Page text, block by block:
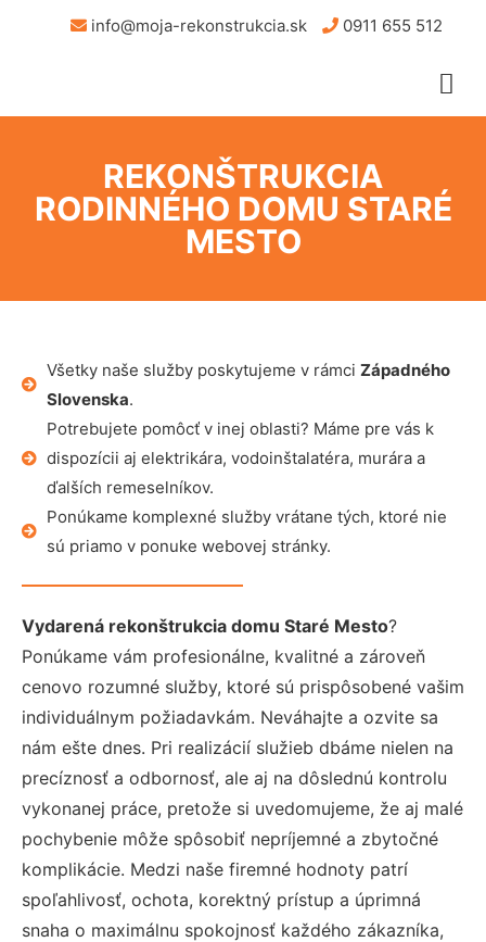
info@moja-rekonstrukcia.sk 0911 655 512
REKONŠTRUKCIA
RODINNÉHO DOMU STARÉ
MESTO
Všetky naše služby poskytujeme v rámci Západného
Slovenska.
Potrebujete pomôcť v inej oblasti? Máme pre vás k
dispozícii aj elektrikára, vodoinštalatéra, murára a
ďalších remeselníkov.
Ponúkame komplexné služby vrátane tých, ktoré nie
sú priamo v ponuke webovej stránky.
Vydarená rekonštrukcia domu Staré Mesto?
Ponúkame vám profesionálne, kvalitné a zároveň
cenovo rozumné služby, ktoré sú prispôsobené vašim
individuálnym požiadavkám. Neváhajte a ozvite sa
nám ešte dnes. Pri realizácií služieb dbáme nielen na
precíznosť a odbornosť, ale aj na dôslednú kontrolu
vykonanej práce, pretože si uvedomujeme, že aj malé
pochybenie môže spôsobiť nepríjemné a zbytočné
komplikácie. Medzi naše firemné hodnoty patrí
spoľahlivosť, ochota, korektný prístup a úprimná
snaha o maximálnu spokojnosť každého zákazníka,